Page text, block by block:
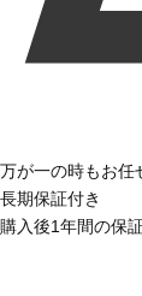
万が一の時もお任
長期保証付き
購入後1年間の保